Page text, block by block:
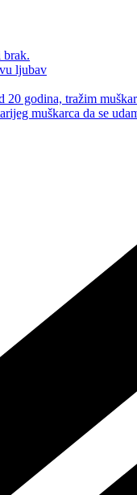
brak.
ljubav
godina, tražim
muškarca da se